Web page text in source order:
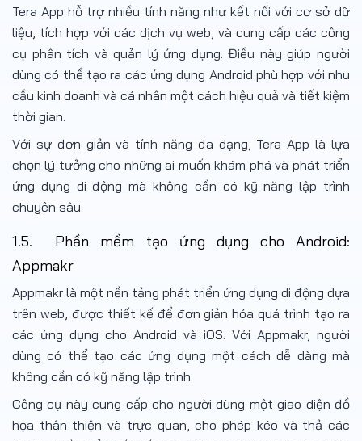
Tera App hỗ trợ nhiều tính năng như kết nối với cơ sở dữ
liệu, tích hợp với các dịch vụ web, và cung cấp các công
cụ phân tích và quản lý ứng dụng. Điều này giúp người
dùng có thể tạo ra các ứng dụng Android phù hợp với nhu
cầu kinh doanh và cá nhân một cách hiệu quả và tiết kiệm
thời gian.
Với sự đơn giản và tính năng đa dạng, Tera App là lựa
chọn lý tưởng cho những ai muốn khám phá và phát triển
ứng dụng di động mà không cần có kỹ năng lập trình
chuyên sâu.
1.5. Phần mềm tạo ứng dụng cho Android:
Appmakr
Appmakr là một nền tảng phát triển ứng dụng di động dựa
trên web, được thiết kế để đơn giản hóa quá trình tạo ra
các ứng dụng cho Android và iOS. Với Appmakr, người
dùng có thể tạo các ứng dụng một cách dễ dàng mà
không cần có kỹ năng lập trình.
Công cụ này cung cấp cho người dùng một giao diện đồ
họa thân thiện và trực quan, cho phép kéo và thả các